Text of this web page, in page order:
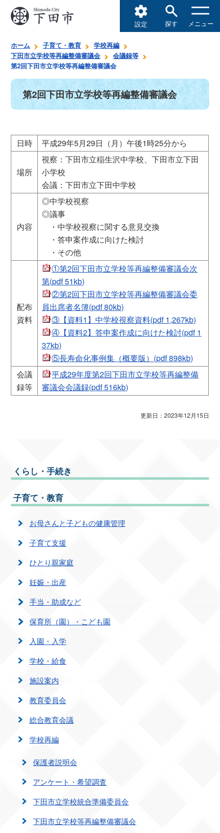
設定 探す メニュー
ホーム 子育て・教育
学校再編
下田市立学校等再編整備審議会
会議録等
第2回下田市立学校等再編整備審議会
第2回下田市立学校等再編整備審議会
日時 平成29年5月29日（月）午後1時25分から
場所
視察：下田市立稲生沢中学校、下田市立下田
小学校
会議：下田市立下田中学校
内容
◎中学校視察
◎議事
・中学校視察に関する意見交換
・答申案作成に向けた検討
・その他
配布
資料
①第2回下田市立学校等再編整備審議会次
第(pdf 51kb)
②第2回下田市立学校等再編整備審議会委
員出席者名簿(pdf 80kb)
③【資料1】中学校視察資料(pdf 1,267kb)
④【資料2】答申案作成に向けた検討(pdf 1
37kb)
⑤長寿命化事例集（概要版）(pdf 898kb)
会議
録等
平成29年度第2回下田市立学校等再編整備
審議会会議録(pdf 516kb)
更新日：2023年12月15日
くらし・手続き
子育て・教育
お母さんと子どもの健康管理
子育て支援
ひとり親家庭
妊娠・出産
手当・助成など
保育所（園）・こども園
入園・入学
学校・給食
施設案内
教育委員会
総合教育会議
学校再編
保護者説明会
アンケート・希望調査
下田市立学校統合準備委員会
下田市立学校等再編整備審議会